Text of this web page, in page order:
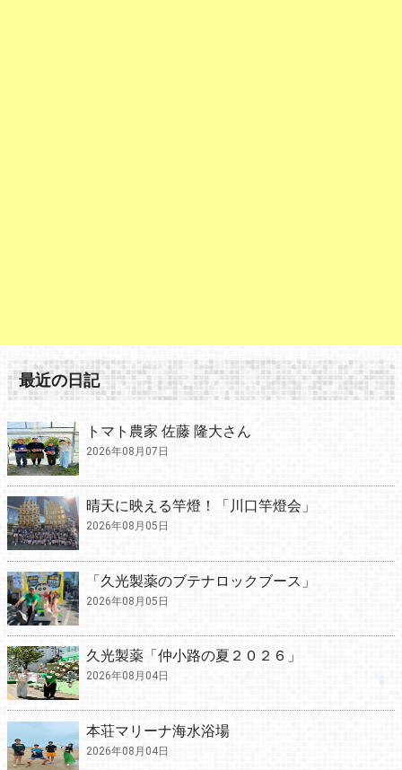
最近の日記
トマト農家 佐藤 隆大さん
2026年08月07日
晴天に映える竿燈！「川口竿燈会」
2026年08月05日
「久光製薬のブテナロックブース」
2026年08月05日
久光製薬「仲小路の夏２０２６」
2026年08月04日
本荘マリーナ海水浴場
2026年08月04日